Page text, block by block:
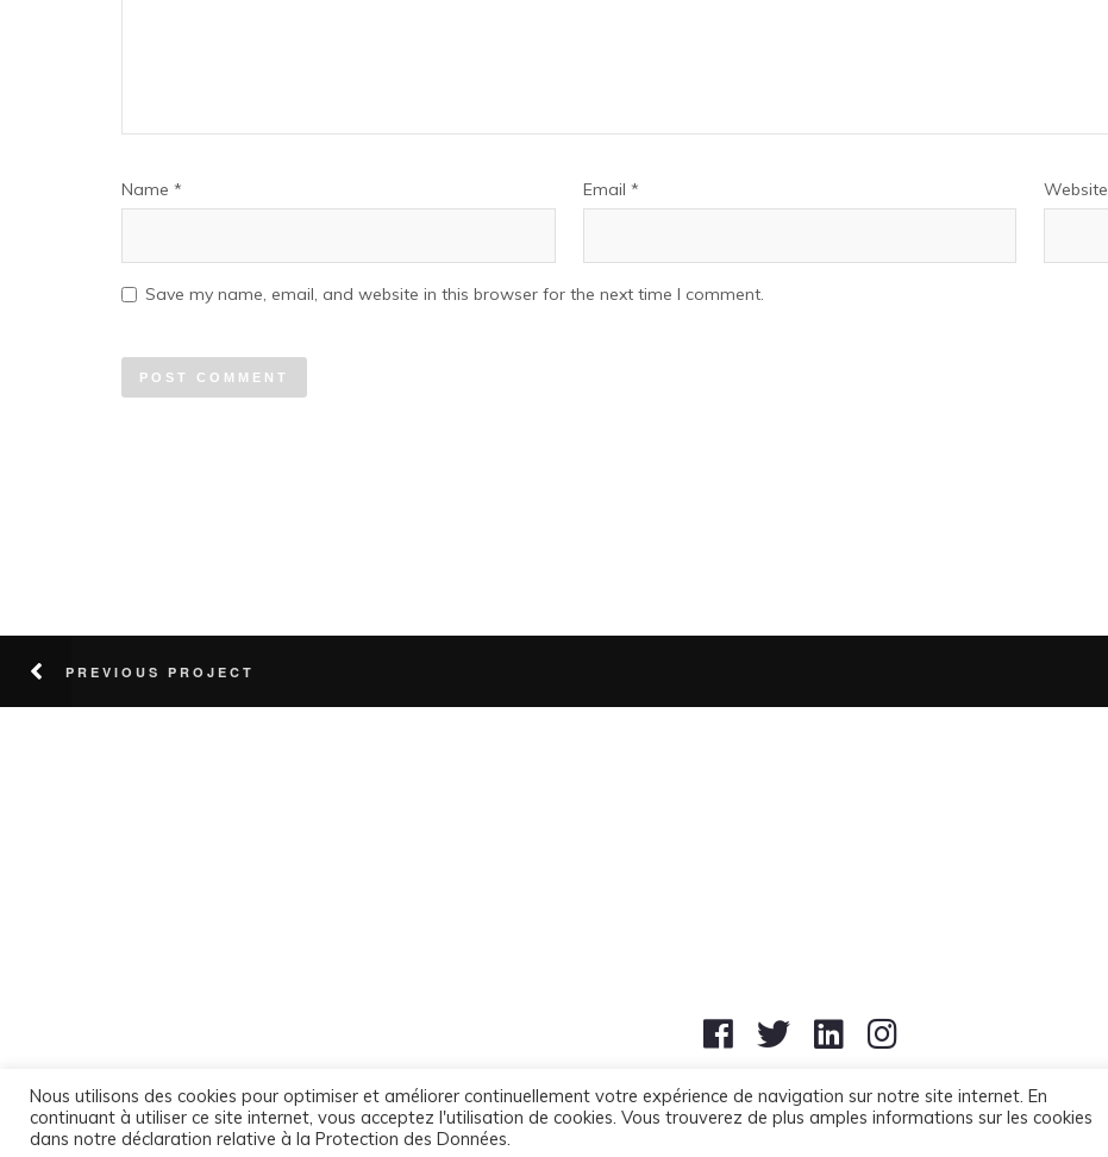
Name * Email * Website
Save my name, email, and website in this browser for the next time I comment.
PREVIOUS PROJECT
Site réalisé parSimpleGraphiste.com-Politique de confidentialité
Nous utilisons des cookies pour optimiser et améliorer continuellement votre expérience de navigation sur notre site internet. En
continuant à utiliser ce site internet, vous acceptez l'utilisation de cookies. Vous trouverez de plus amples informations sur les cookies
dans notre déclaration relative à la Protection des Données.